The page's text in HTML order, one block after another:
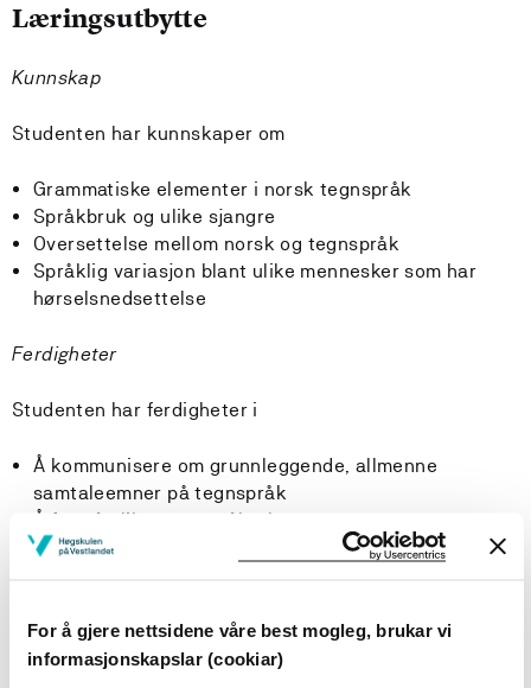
For å gjere nettsidene våre best mogleg, brukar vi
informasjonskapslar (cookiar)
Læringsutbytte
Kunnskap
Studenten har kunnskaper om
Grammatiske elementer i norsk tegnspråk
Språkbruk og ulike sjangre
Oversettelse mellom norsk og tegnspråk
Språklig variasjon blant ulike mennesker som har
hørselsnedsettelse
Ferdigheter
Studenten har ferdigheter i
Å kommunisere om grunnleggende, allmenne
samtaleemner på tegnspråk
Å forstå ulike tegnspråktekster om
forskjellige temaer, fortalt av ulike språkmodeller
Konsekutiv oversettelse mellom skriftlig norsk og
tegnspråk